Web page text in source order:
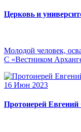
Церковь и
Молодой человек,
С «Вестником
16 Июн 2023
Протоиерей